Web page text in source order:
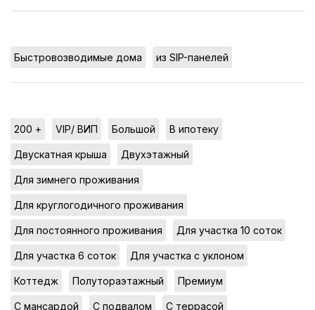
Быстровозводимые дома из SIP-панелей
200 + VIP/ ВИП Большой В ипотеку
Двускатная крыша Двухэтажный
Для зимнего проживания
Для круглогодичного проживания
Для постоянного проживания Для участка 10 соток
Для участка 6 соток Для участка с уклоном
Коттедж Полутораэтажный Премиум
С мансардой С подвалом С террасой